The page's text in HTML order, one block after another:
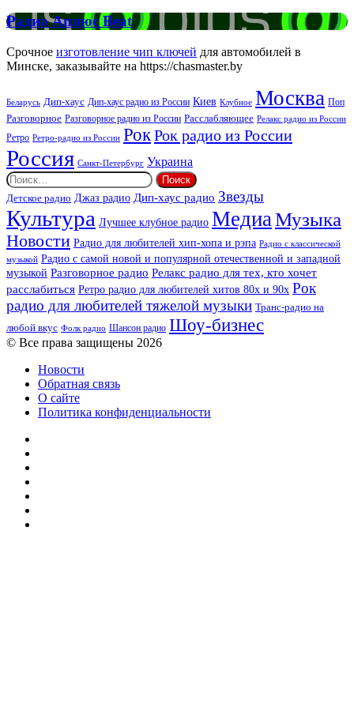
Радио
Аплюс
Beat
Радио Аплюс Beat
Срочное изготовление чип ключей для автомобилей в
Минске, заказывайте на https://chasmaster.by
Беларусь Дип-хаус Дип-хаус радио из России Киев Клубное Москва Поп
Разговорное Разговорное радио из России Расслабляющее Релакс радио из России
Ретро Ретро-радио из России РокРок радио из России
Россия Санкт-Петербург Украина
Найти:
Детское радио Джаз радио Дип-хаус радио Звезды
Культура Лучшее клубное радио МедиаМузыка
Новости Радио для любителей хип-хопа и рэпа Радио с классической
музыкой Радио с самой новой и популярной отечественной и западной
музыкой Разговорное радио Релакс радио для тех, кто хочет
расслабиться Ретро радио для любителей хитов 80х и 90х Рок
радио для любителей тяжелой музыки Транс-радио на
любой вкус Фолк радио Шансон радио Шоу-бизнес
© Все права защищены 2026
Новости
Обратная связь
О сайте
Политика конфиденциальности